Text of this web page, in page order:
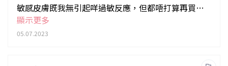
敏感皮膚既我無引起咩過敏反應，但都唔打算再買
返。
顯示更多
05.07.2023